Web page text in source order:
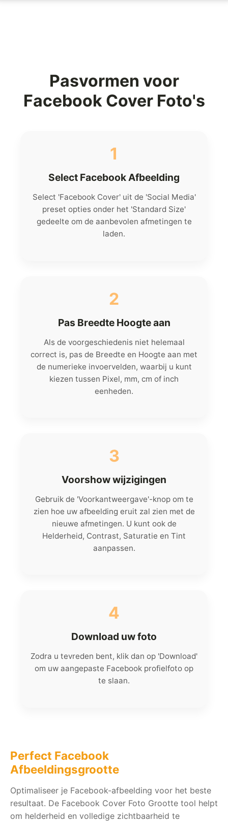
Pasvormen voor
Facebook Cover Foto's
1
Select Facebook Afbeelding
Select 'Facebook Cover' uit de 'Social Media'
preset opties onder het 'Standard Size'
gedeelte om de aanbevolen afmetingen te
laden.
2
Pas Breedte Hoogte aan
Als de voorgeschiedenis niet helemaal
correct is, pas de Breedte en Hoogte aan met
de numerieke invoervelden, waarbij u kunt
kiezen tussen Pixel, mm, cm of inch
eenheden.
3
Voorshow wijzigingen
Gebruik de 'Voorkantweergave'-knop om te
zien hoe uw afbeelding eruit zal zien met de
nieuwe afmetingen. U kunt ook de
Helderheid, Contrast, Saturatie en Tint
aanpassen.
4
Download uw foto
Zodra u tevreden bent, klik dan op 'Download'
om uw aangepaste Facebook profielfoto op
te slaan.
Perfect Facebook
Afbeeldingsgrootte
Optimaliseer je Facebook-afbeelding voor het beste
resultaat. De Facebook Cover Foto Grootte tool helpt
om helderheid en volledige zichtbaarheid te